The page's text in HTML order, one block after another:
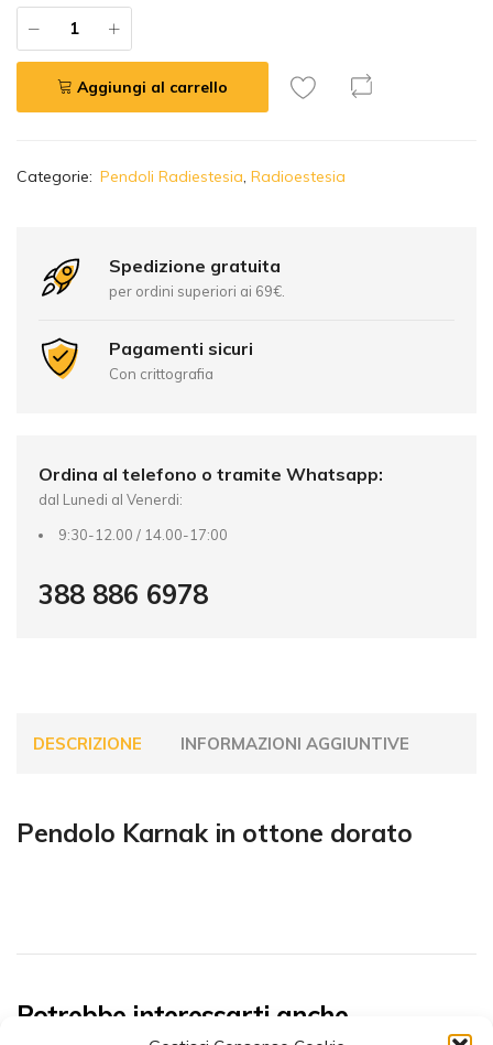
Aggiungi al carrello
lCategorie: Pendoli Radiestesia, Radioestesia
Spedizione gratuita
per ordini superiori ai 69€.
Pagamenti sicuri
Con crittografia
Ordina al telefono o tramite Whatsapp:
dal Lunedi al Venerdi:
9:30-12.00 / 14.00-17:00
388 886 6978
DESCRIZIONE INFORMAZIONI AGGIUNTIVE
Pendolo Karnak in ottone dorato
Potrebbe interessarti anche